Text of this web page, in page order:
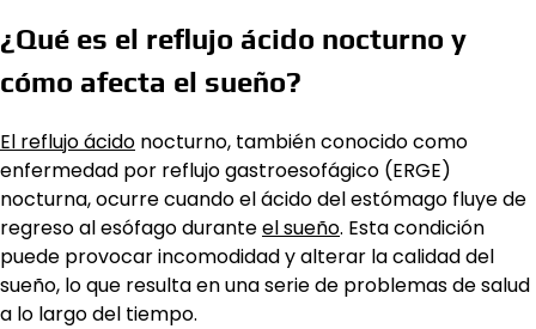
¿Qué es el reflujo ácido nocturno y
cómo afecta el sueño?
El reflujo ácido nocturno, también conocido como
enfermedad por reflujo gastroesofágico (ERGE)
nocturna, ocurre cuando el ácido del estómago fluye de
regreso al esófago duranteel sueño. Esta condición
puede provocar incomodidad y alterar la calidad del
sueño, lo que resulta en una serie de problemas de salud
a lo largo del tiempo.